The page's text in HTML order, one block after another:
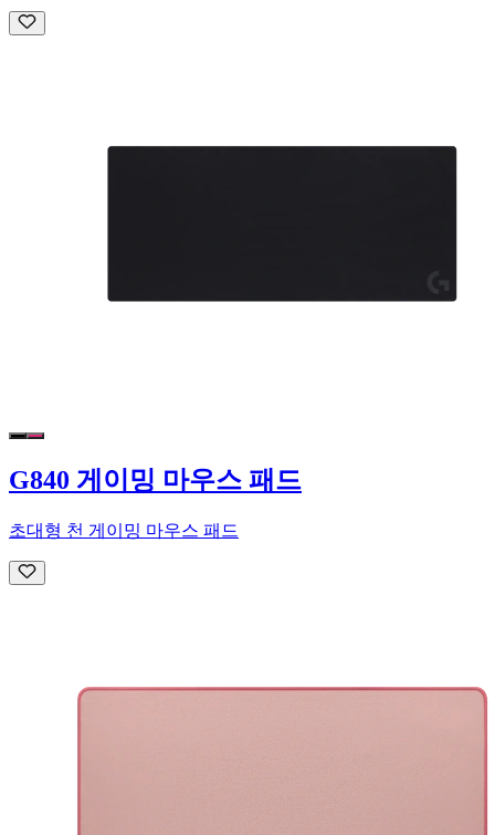
G840 게이밍 마우스 패드
초대형 천 게이밍 마우스 패드